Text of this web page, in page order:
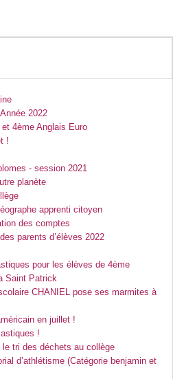
2022
4ème Anglais Euro
!
- session 2021
planète
apprenti citoyen
des comptes
parents d’élèves 2022
pour les élèves de 4ème
Saint Patrick
CHANIEL pose ses marmites à
en juillet !
!
le tri des déchets au collège
d’athlétisme (Catégorie benjamin et